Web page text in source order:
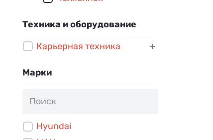
Техника и оборудование
Карьерная техника
Марки
Hyundai